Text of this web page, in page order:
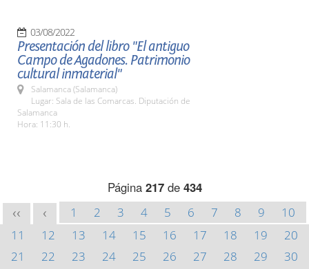
03/08/2022
Presentación del libro "El antiguo
Campo de Agadones. Patrimonio
cultural inmaterial"
Salamanca (Salamanca)
Lugar: Sala de las Comarcas. Diputación de
Salamanca
Hora: 11:30 h.
Página 217de 434
<< < 1 2 3 4 5 6 7 8 9
10
11
12 13 14 15 16 17 18 19
20
21
22 23 24 25 26 27 28 29
30